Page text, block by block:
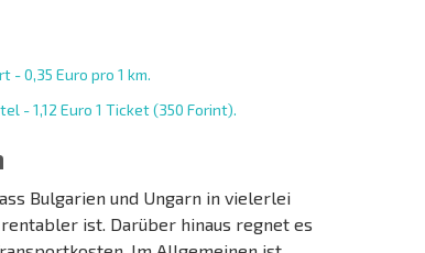
0,35 Euro pro 1 km.
- 1,12 Euro 1 Ticket (350 Forint).
Bulgarien und Ungarn in vielerlei
ist. Darüber hinaus regnet es